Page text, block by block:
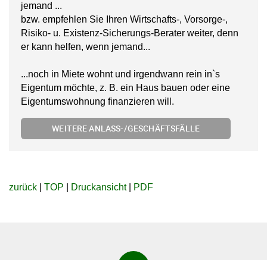
jemand ...
bzw. empfehlen Sie Ihren Wirtschafts-, Vorsorge-,
Risiko- u. Existenz-Sicherungs-Berater weiter, denn
er kann helfen, wenn jemand...
...noch in Miete wohnt und irgendwann rein in`s
Eigentum möchte, z. B. ein Haus bauen oder eine
Eigentumswohnung finanzieren will.
WEITERE ANLASS-/GESCHÄFTSFÄLLE
zurück TOP Druckansicht| PDF